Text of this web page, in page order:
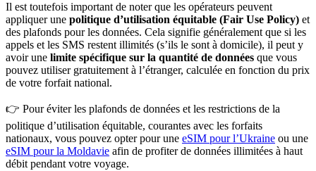
Il est toutefois important de noter que les opérateurs peuvent
appliquer une politique d’utilisation équitable (Fair Use Policy) et
des plafonds pour les données. Cela signifie généralement que si les
appels et les SMS restent illimités (s’ils le sont à domicile), il peut y
avoir une limite spécifique sur la quantité de données que vous
pouvez utiliser gratuitement à l’étranger, calculée en fonction du prix
de votre forfait national.
👉 Pour éviter les plafonds de données et les restrictions de la
politique d’utilisation équitable, courantes avec les forfaits
nationaux, vous pouvez opter pour une eSIM pour l’Ukraine ou une
eSIM pour la Moldavie afin de profiter de données illimitées à haut
débit pendant votre voyage.